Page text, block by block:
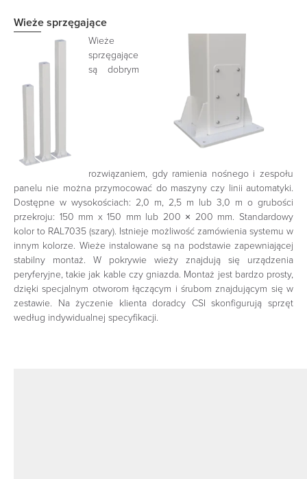
Wieże sprzęgające
Wieże
sprzęgające
są dobrym
rozwiązaniem, gdy ramienia nośnego i zespołu
panelu nie można przymocować do maszyny czy linii automatyki.
Dostępne w wysokościach: 2,0 m, 2,5 m lub 3,0 m o grubości
przekroju: 150 mm x 150 mm lub 200 × 200 mm. Standardowy
kolor to RAL7035 (szary). Istnieje możliwość zamówienia systemu w
innym kolorze. Wieże instalowane są na podstawie zapewniającej
stabilny montaż.
W pokrywie wieży znajdują się urządzenia
peryferyjne, takie jak kable czy gniazda. Montaż jest bardzo prosty,
dzięki specjalnym otworom łączącym i śrubom znajdującym się w
zestawie.
Na życzenie klienta doradcy CSI skonfigurują sprzęt
według indywidualnej specyfikacji.